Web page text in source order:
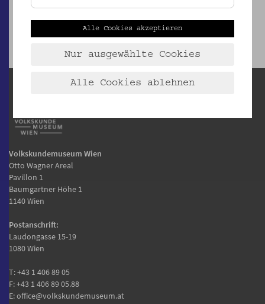
Volkskundemuseum Wien
Otto Wagner Areal
Pavillon 1
Baumgartner Höhe 1
1140 Wien
Postanschrift:
Laudongasse 15-19
1080 Wien
T:+43 1 406 89 05
F: +43 1 406 89 05.88
E:office@volkskundemuseum.at
Alle Cookies akzeptieren
Nur ausgewählte Cookies
Alle Cookies ablehnen